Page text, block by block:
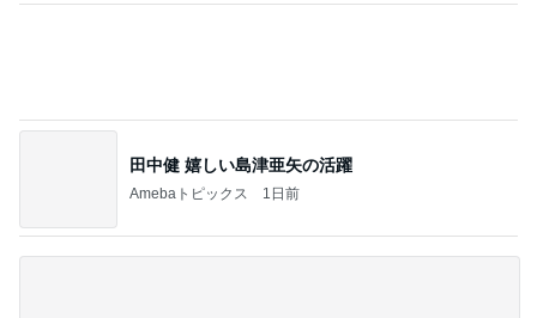
田中健 嬉しい島津亜矢の活躍
Amebaトピックス 1日前